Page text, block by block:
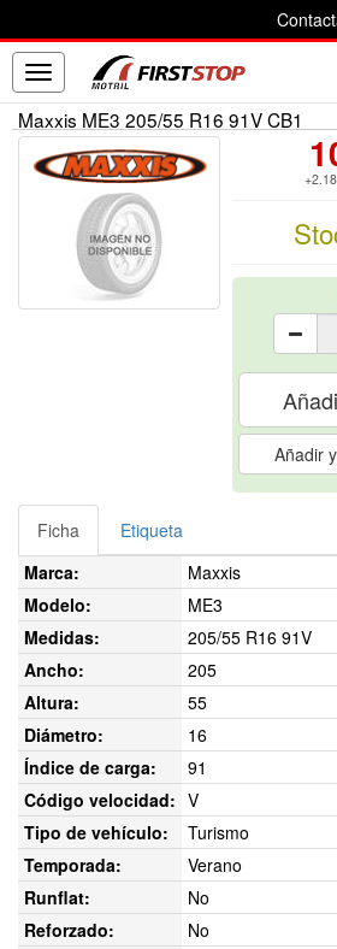
Toggle
navigation
Maxxis ME3 205/55 R16 91V CB1
Añadir
Ficha
Etiqueta
Marca:
Maxxis
Modelo:
ME3
Medidas:
205/55 R16 91V
Ancho:
205
Altura:
55
Diámetro:
16
Índice de carga:
91
Código velocidad: V
Tipo de vehículo:
Turismo
Temporada:
Verano
Runflat:
No
Reforzado:
No